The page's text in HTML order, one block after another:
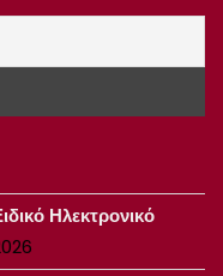
Ηλεκτρονικό